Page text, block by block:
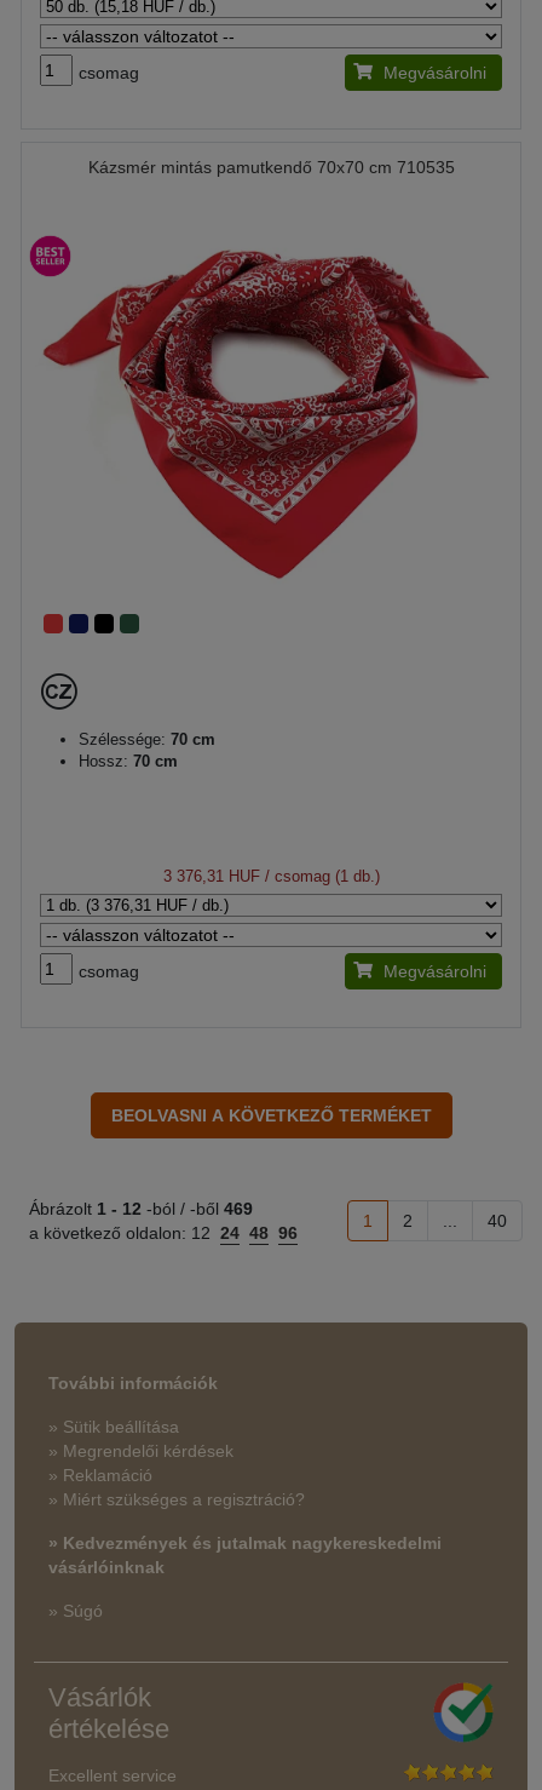
csomag Megvásárolni
Kázsmér mintás pamutkendő 70x70 cm 710535
Szélessége: 70 cm
Hossz: 70 cm
3 376,31 HUF/ csomag (1 db.)
csomag Megvásárolni
Ábrázolt 1 - 12 -ból / -ből 469
a következő oldalon: 12 24 48 96
1 2 40
További információk
» Sütik beállítása
» Megrendelői kérdések
» Reklamáció
» Miért szükséges a regisztráció?
» Kedvezmények és jutalmak nagykereskedelmi
vásárlóinknak
» Súgó
Vásárlók
értékelése
Excellent service